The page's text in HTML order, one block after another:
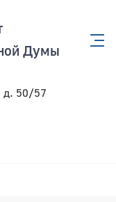
Думы
д. 50/57